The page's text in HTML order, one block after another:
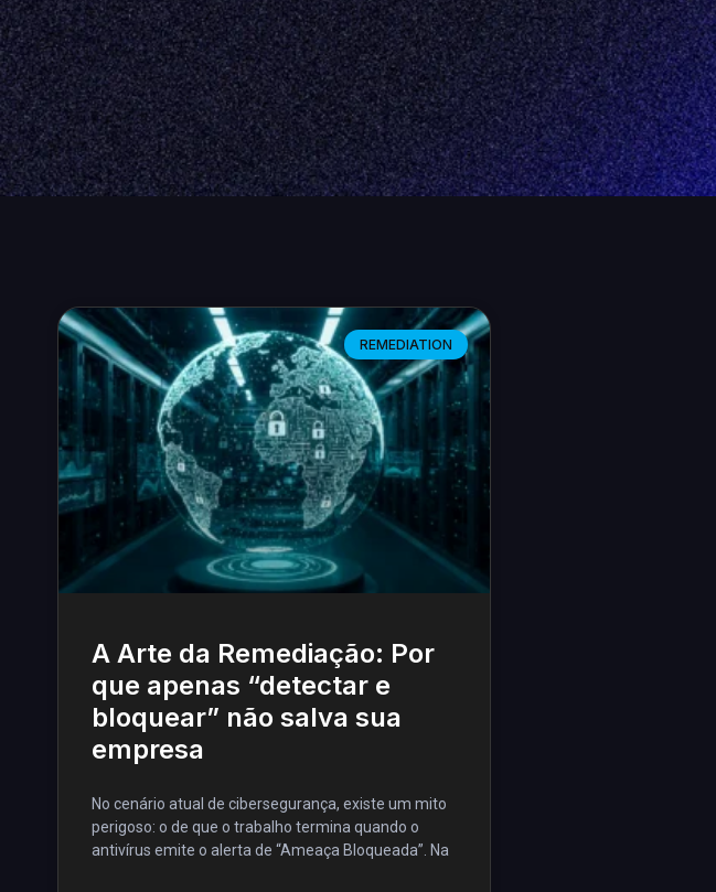
REMEDIATION
A Arte da Remediação: Por
que apenas “detectar e
bloquear” não salva sua
empresa
No cenário atual de cibersegurança, existe um mito
perigoso: o de que o trabalho termina quando o
antivírus emite o alerta de “Ameaça Bloqueada”. Na